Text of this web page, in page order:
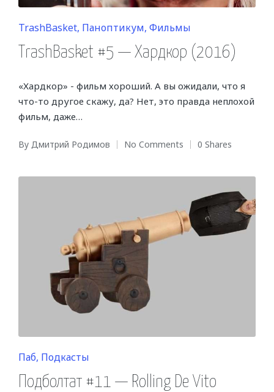
Posted
in
TrashBasket Паноптикум Фильмы
TrashBasket #5 — Хардкор (2016)
«Хардкор» - фильм хороший. А вы ожидали, что я
что-то другое скажу, да? Нет, это правда неплохой
фильм, даже…
Posted
By Дмитрий Родимов No Comments 0 Shares
Posted
in
Паб Подкасты
Подболтат #11 — Rolling De Vito